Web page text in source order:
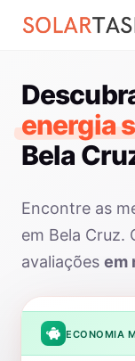
energia
Bela
Encontre as
em Bela Cruz.
avaliações em
ECONOMIA